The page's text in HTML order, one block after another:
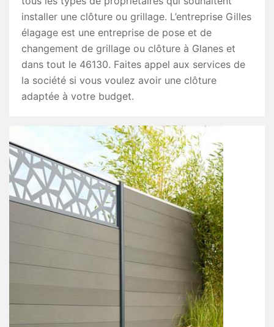
installer une clôture ou grillage. L’entreprise Gilles
élagage est une entreprise de pose et de
changement de grillage ou clôture à Glanes et
dans tout le 46130. Faites appel aux services de
la société si vous voulez avoir une clôture
adaptée à votre budget.